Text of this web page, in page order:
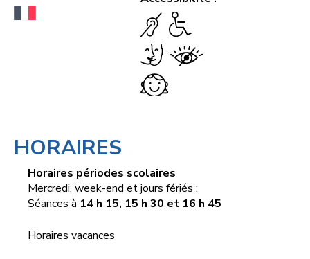
HORAIRES
Horaires périodes scolaires
Mercredi, week-end et jours fériés :
Séances à 14 h 15, 15 h 30 et 16 h 45
Horaires vacances